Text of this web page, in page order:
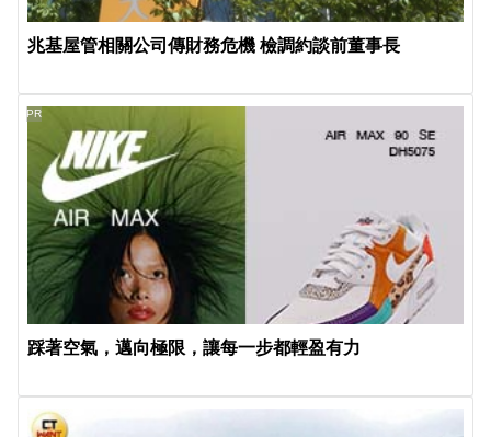
兆基屋管相關公司傳財務危機 檢調約談前董事長
踩著空氣，邁向極限，讓每一步都輕盈有力
PR